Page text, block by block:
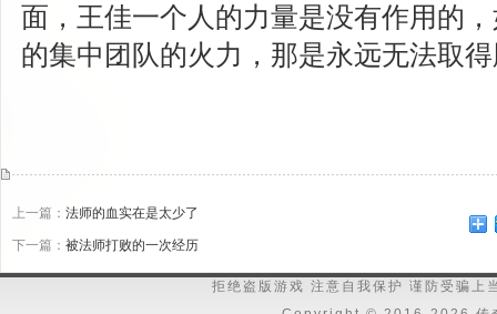
面，王佳一个人的力量是没有作用的
的集中团队的火力，那是永远无法取
上一篇： 法师的血实在是太少了
下一篇： 被法师打败的一次经历
拒绝盗版游戏 注意自我保护 谨防受骗上